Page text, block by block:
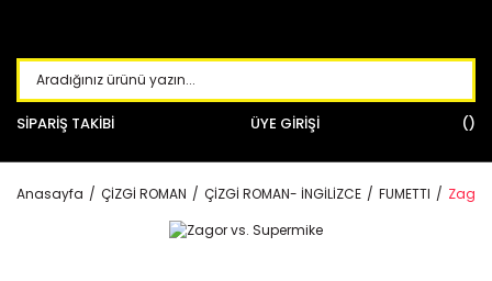
SİPARİŞ TAKİBİ ÜYE GİRİŞİ
Anasayfa ÇİZGİ ROMAN ÇİZGİ ROMAN- İNGİLİZCE FUMETTI Zagor